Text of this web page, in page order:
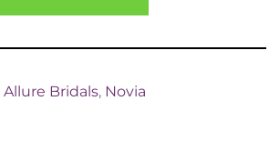
Allure Bridals, Novia